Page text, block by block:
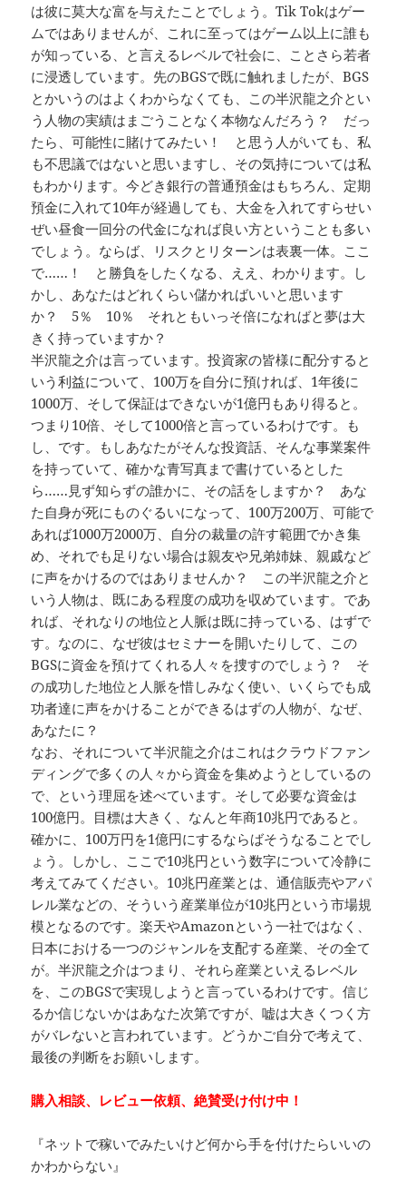
は彼に莫大な富を与えたことでしょう。Tik Tokはゲー
ムではありませんが、これに至ってはゲーム以上に誰も
が知っている、と言えるレベルで社会に、ことさら若者
に浸透しています。先のBGSで既に触れましたが、BGS
とかいうのはよくわからなくても、この半沢龍之介とい
う人物の実績はまごうことなく本物なんだろう？ だっ
たら、可能性に賭けてみたい！ と思う人がいても、私
も不思議ではないと思いますし、その気持については私
もわかります。今どき銀行の普通預金はもちろん、定期
預金に入れて10年が経過しても、大金を入れてすらせい
ぜい昼食一回分の代金になれば良い方ということも多い
でしょう。ならば、リスクとリターンは表裏一体。ここ
で……！ と勝負をしたくなる、ええ、わかります。し
かし、あなたはどれくらい儲かればいいと思います
か？ 5％ 10％ それともいっそ倍になればと夢は大
きく持っていますか？
半沢龍之介は言っています。投資家の皆様に配分すると
いう利益について、100万を自分に預ければ、1年後に
1000万、そして保証はできないが1億円もあり得ると。
つまり10倍、そして1000倍と言っているわけです。も
し、です。もしあなたがそんな投資話、そんな事業案件
を持っていて、確かな青写真まで書けているとした
ら……見ず知らずの誰かに、その話をしますか？ あな
た自身が死にものぐるいになって、100万200万、可能で
あれば1000万2000万、自分の裁量の許す範囲でかき集
め、それでも足りない場合は親友や兄弟姉妹、親戚など
に声をかけるのではありませんか？ この半沢龍之介と
いう人物は、既にある程度の成功を収めています。であ
れば、それなりの地位と人脈は既に持っている、はずで
す。なのに、なぜ彼はセミナーを開いたりして、この
BGSに資金を預けてくれる人々を捜すのでしょう？ そ
の成功した地位と人脈を惜しみなく使い、いくらでも成
功者達に声をかけることができるはずの人物が、なぜ、
あなたに？
なお、それについて半沢龍之介はこれはクラウドファン
ディングで多くの人々から資金を集めようとしているの
で、という理屈を述べています。そして必要な資金は
100億円。目標は大きく、なんと年商10兆円であると。
確かに、100万円を1億円にするならばそうなることでし
ょう。しかし、ここで10兆円という数字について冷静に
考えてみてください。10兆円産業とは、通信販売やアパ
レル業などの、そういう産業単位が10兆円という市場規
模となるのです。楽天やAmazonという一社ではなく、
日本における一つのジャンルを支配する産業、その全て
が。半沢龍之介はつまり、それら産業といえるレベル
を、このBGSで実現しようと言っているわけです。信じ
るか信じないかはあなた次第ですが、嘘は大きくつく方
がバレないと言われています。どうかご自分で考えて、
最後の判断をお願いします。
購入相談、レビュー依頼、絶賛受け付け中！
『ネットで稼いでみたいけど何から手を付けたらいいの
かわからない』